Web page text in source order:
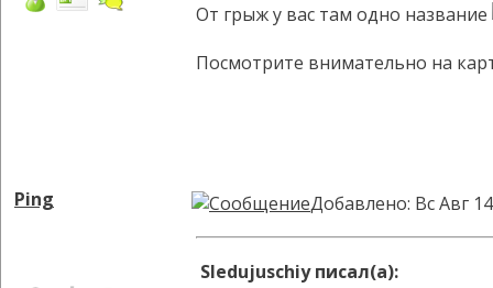
От грыж у вас там одно название
Посмотрите внимательно на
Ping Добавлено: Вс Авг
Sledujuschiy писал(а):